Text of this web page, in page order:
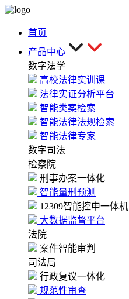
首页
产品中心
数字法学
高校法律实训课
法律实证分析平台
智能类案检索
智能法律法规检索
智能法律专家
数字司法
检察院
刑事办案一体化
智能量刑预测
12309智能控申一体机
大数据监督平台
法院
案件智能审判
司法局
行政复议一体化
规范性审查